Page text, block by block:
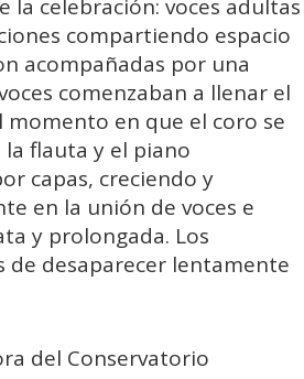
celebración: voces adultas
compartiendo espacio
acompañadas por una
comenzaban a llenar el
momento en que el coro se
flauta y el piano
capas, creciendo y
en la unión de voces e
y prolongada. Los
de desaparecer lentamente
del Conservatorio